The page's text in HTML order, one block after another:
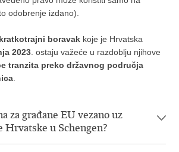
odobrenje izdano).
kratkotrajni boravak koje je Hrvatska
2023 . ostaju važeće u razdoblju njihove
tranzita preko državnog područja
za građane EU vezano uz
Hrvatske u Schengen?